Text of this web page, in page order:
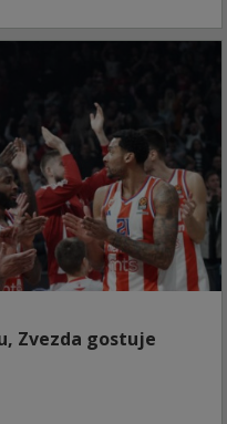
Zvezda gostuje